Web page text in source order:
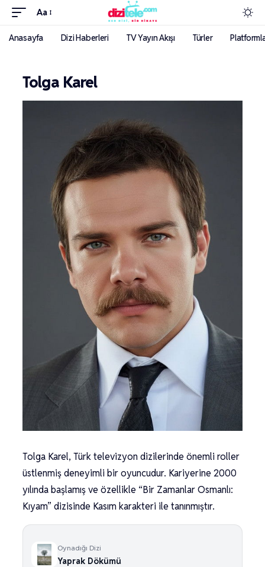
Aa
Anasayfa Dizi Haberleri TV Yayın Akışı Türler
Tolga Karel
Tolga Karel, Türk televizyon dizilerinde önemli roller
üstlenmiş deneyimli bir oyuncudur. Kariyerine 2000
yılında başlamış ve özellikle “Bir Zamanlar Osmanlı:
Kıyam” dizisinde Kasım karakteri ile tanınmıştır.
Oynadığı Dizi
Yaprak Dökümü